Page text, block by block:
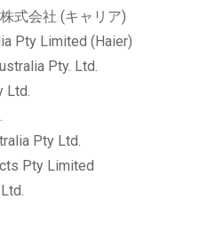
式会社 (キャリア)
Pty Limited (Haier)
Pty. Ltd.
Ltd.
Pty Ltd.
Pty Limited